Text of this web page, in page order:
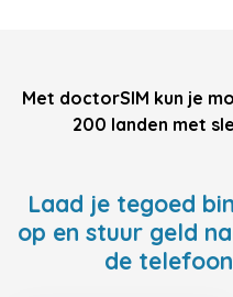
Met doctorSIM kun je
200 landen met
Laad je tegoed
op en stuur geld
de